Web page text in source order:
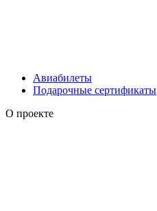
Авиабилеты
Подарочные сертификаты
О проекте